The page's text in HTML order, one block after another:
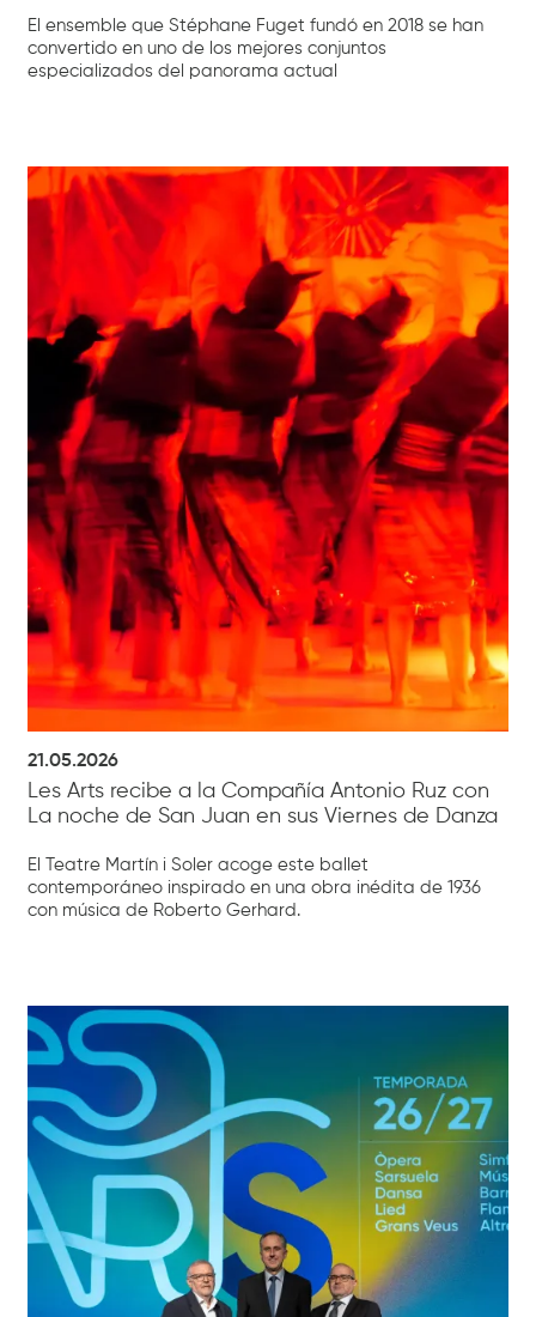
El ensemble que Stéphane Fuget fundó en 2018 se han
convertido en uno de los mejores conjuntos
especializados del panorama actual
21.05.2026
Les Arts recibe a la Compañía Antonio Ruz con
La noche de San Juan en sus Viernes de Danza
El Teatre Martín i Soler acoge este ballet
contemporáneo inspirado en una obra inédita de 1936
con música de Roberto Gerhard.